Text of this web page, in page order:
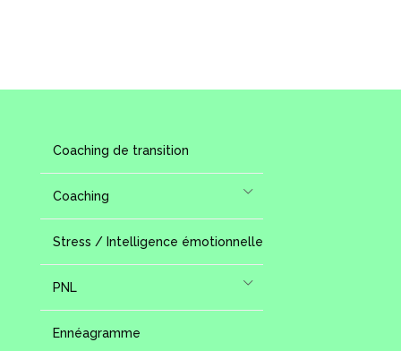
Coaching de transition
Coaching
Stress / Intelligence émotionnelle
PNL
Ennéagramme